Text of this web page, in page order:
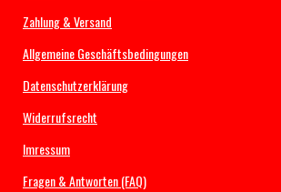
a
c
b
o
n
s
a
r
m
o
u
u
e
h
s
Zahlung & Versand
Allgemeine Geschäftsbedingungen
Datenschutzerklärung
Widerrufsrecht
Imressum
Fragen & Antworten (FAQ)